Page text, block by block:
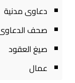
دعاوى مدنية
صحف
صيغ العقود
عمال